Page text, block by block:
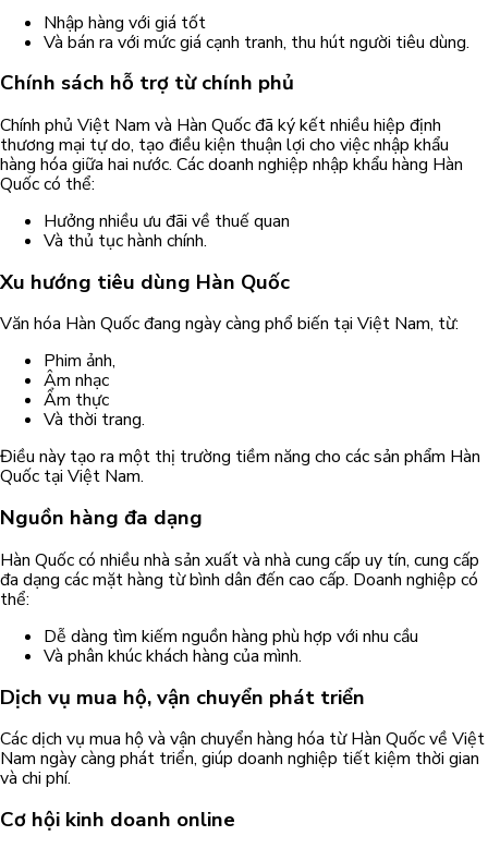
Nhập hàng với giá tốt
Và bán ra với mức giá cạnh tranh, thu hút người tiêu dùng.
Chính sách hỗ trợ từ chính phủ
Chính phủ Việt Nam và Hàn Quốc đã ký kết nhiều hiệp định
thương mại tự do, tạo điều kiện thuận lợi cho việc nhập khẩu
hàng hóa giữa hai nước. Các doanh nghiệp nhập khẩu hàng Hàn
Quốc có thể:
Hưởng nhiều ưu đãi về thuế quan
Và thủ tục hành chính.
Xu hướng tiêu dùng Hàn Quốc
Văn hóa Hàn Quốc đang ngày càng phổ biến tại Việt Nam, từ:
Phim ảnh,
Âm nhạc
Ẩm thực
Và thời trang.
Điều này tạo ra một thị trường tiềm năng cho các sản phẩm Hàn
Quốc tại Việt Nam.
Nguồn hàng đa dạng
Hàn Quốc có nhiều nhà sản xuất và nhà cung cấp uy tín, cung cấp
đa dạng các mặt hàng từ bình dân đến cao cấp. Doanh nghiệp có
thể:
Dễ dàng tìm kiếm nguồn hàng phù hợp với nhu cầu
Và phân khúc khách hàng của mình.
Dịch vụ mua hộ, vận chuyển phát triển
Các dịch vụ mua hộ và vận chuyển hàng hóa từ Hàn Quốc về Việt
Nam ngày càng phát triển, giúp doanh nghiệp tiết kiệm thời gian
và chi phí.
Cơ hội kinh doanh online